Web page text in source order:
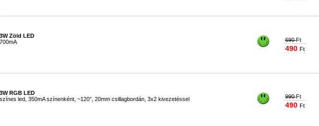
3W Zöld LED
700mA
690Ft
490 Ft
3W RGB LED
színes led, 350mA színenként, ~120°, 20mm csillagbordán, 3x2 kivezetéssel
990Ft
490 Ft